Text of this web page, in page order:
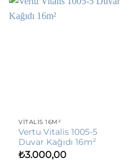
VITALIS 16M²
Vertu Vitalis 1005-5
Duvar Kağıdı 16m²
₺3.000,00